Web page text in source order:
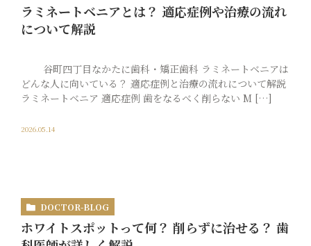
ラミネートベニアとは？ 適応症例や治療の流れ
について解説
谷町四丁目なかたに歯科・矯正歯科 ラミネートベニアは
どんな人に向いている？ 適応症例と治療の流れについて解説
ラミネートベニア 適応症例 歯をなるべく削らない M […]
2026.05.14
DOCTOR-BLOG
ホワイトスポットって何？ 削らずに治せる？ 歯